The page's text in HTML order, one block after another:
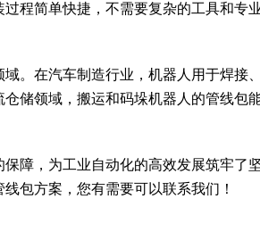
程简单快捷，不需要复杂的工具和专
。在汽车制造行业，机器人用于焊接
储领域，搬运和码垛机器人的管线包
障，为工业自动化的高效发展筑牢了
包方案，您有需要可以联系我们！